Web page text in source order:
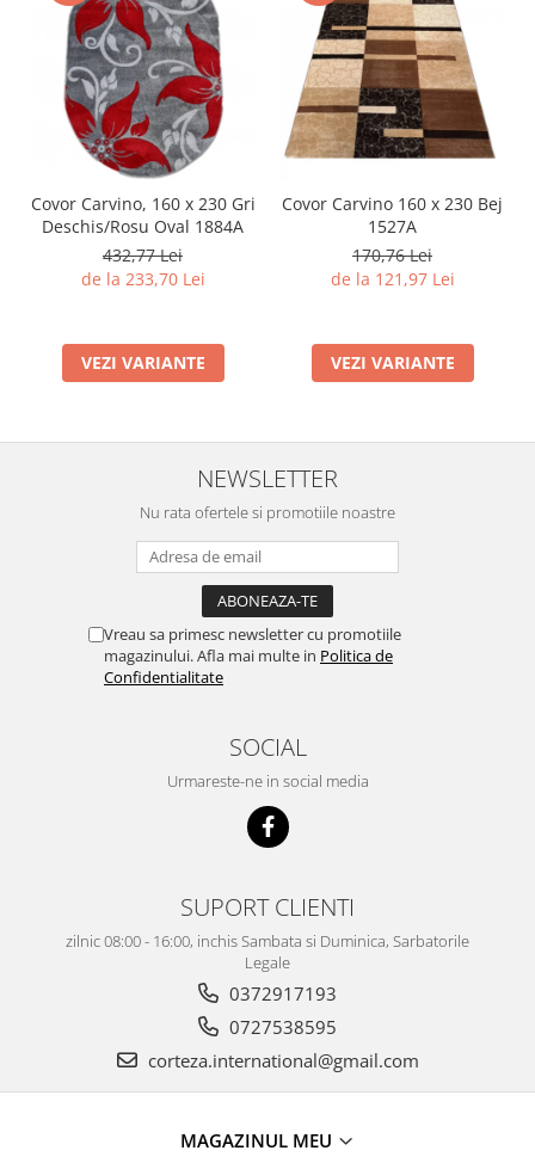
Covor Carvino, 160 x 230 Gri
Deschis/Rosu Oval 1884A
432,77 Lei
de la 233,70 Lei
VEZI VARIANTE
Covor Carvino 160 x 230 Bej
1527A
170,76 Lei
de la 121,97 Lei
VEZI VARIANTE
NEWSLETTER
Nu rata ofertele si promotiile noastre
Vreau sa primesc newsletter cu promotiile
magazinului. Afla mai multe in Politica de
Confidentialitate
SOCIAL
Urmareste-ne in social media
SUPORT CLIENTI
zilnic 08:00 - 16:00, inchis Sambata si Duminica, Sarbatorile
Legale
0372917193
0727538595
corteza.international@gmail.com
MAGAZINUL MEU